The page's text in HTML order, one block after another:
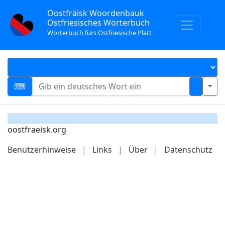
Oostfräisk Woordenbauk
Ostfriesisches Wörterbuch
Wörterbuch fürs Ostfriesische Platt
oostfraeisk.org
Benutzerhinweise
| Links | Über | Datenschutz